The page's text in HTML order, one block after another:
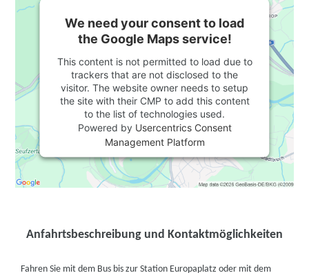
We need your consent to load
the Google Maps service!
This content is not permitted to load due to
trackers that are not disclosed to the
visitor. The website owner needs to setup
the site with their CMP to add this content
to the list of technologies used.
Powered by Usercentrics Consent
Management Platform
Anfahrtsbeschreibung und Kontaktmöglichkeiten
Fahren Sie mit dem Bus bis zur Station Europaplatz oder mit dem